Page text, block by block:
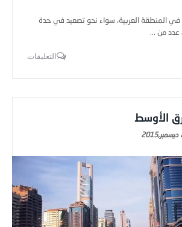
في المنطقة العربية، سواء نحو تصعيد في حدة
عدد من ...
التعليقات
الأوسط